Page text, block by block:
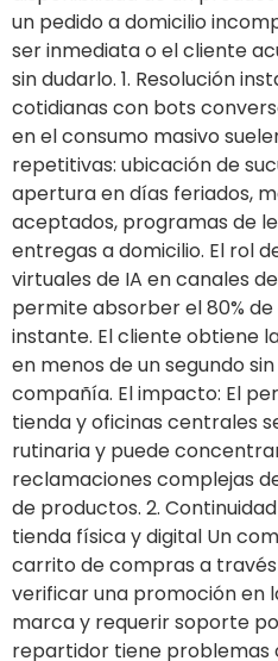
un pedido a domicilio
ser inmediata o el cliente
sin dudarlo. 1. Resolución
cotidianas con bots
en el consumo masivo
repetitivas: ubicación de
apertura en días feriados,
aceptados, programas de
entregas a domicilio. El rol
virtuales de IA en canales
permite absorber el 80%
instante. El cliente obtiene
en menos de un segundo
compañía. El impacto: El
tienda y oficinas centrales
rutinaria y puede
reclamaciones complejas
de productos. 2.
tienda física y digital Un
carrito de compras a
verificar una promoción en
marca y requerir soporte
repartidor tiene problemas